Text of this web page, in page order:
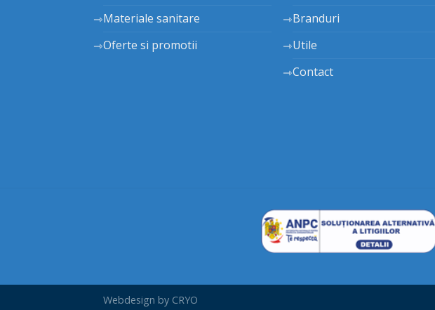
Materiale sanitare
Oferte si promotii
Branduri
Utile
Contact
Webdesign by CRYO